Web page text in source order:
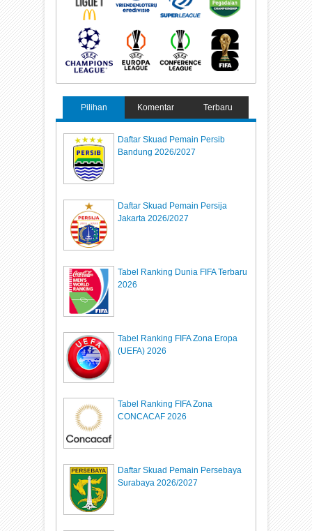
Pilihan Komentar Terbaru
Daftar Skuad Pemain Persib
Bandung 2026/2027
Daftar Skuad Pemain Persija
Jakarta 2026/2027
Tabel Ranking Dunia FIFA Terbaru
2026
Tabel Ranking FIFA Zona Eropa
(UEFA) 2026
Tabel Ranking FIFA Zona
CONCACAF 2026
Daftar Skuad Pemain Persebaya
Surabaya 2026/2027